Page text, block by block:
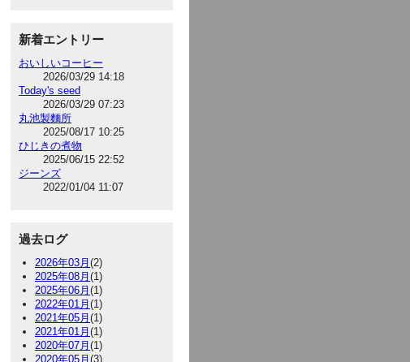
新着エントリー
おいしいコーヒー
2026/03/29 14:18
Today's seed
2026/03/29 07:23
丸池製麵所
2025/08/17 10:25
ひじきの煮物
2025/06/15 22:52
ジーンズ
2022/01/04 11:07
過去ログ
2026年03月(2)
2025年08月(1)
2025年06月(1)
2022年01月(1)
2021年05月(1)
2021年01月(1)
2020年07月(1)
2020年05月(3)